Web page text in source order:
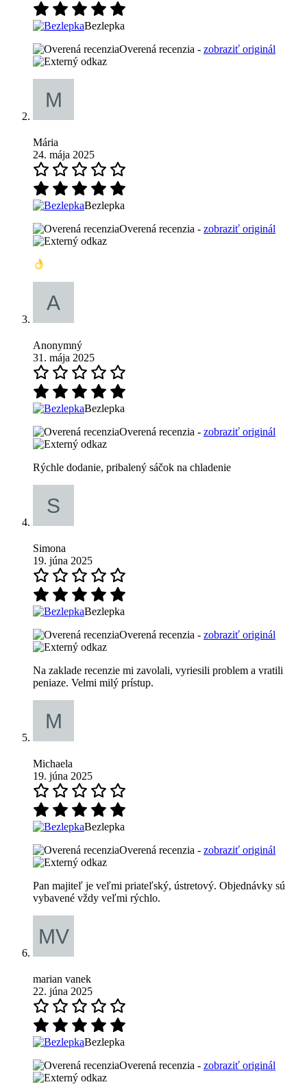
Bezlepka
Overená recenzia - zobraziť originál
Mária
24. mája 2025
Bezlepka
Overená recenzia - zobraziť originál
Anonymný
31. mája 2025
Bezlepka
Overená recenzia - zobraziť originál
Rýchle dodanie, pribalený sáčok na chladenie
Simona
19. júna 2025
Bezlepka
Overená recenzia - zobraziť originál
Na zaklade recenzie mi zavolali, vyriesili problem a vratili
peniaze. Velmi milý prístup.
Michaela
19. júna 2025
Bezlepka
Overená recenzia - zobraziť originál
Pan majiteľ je veľmi priateľský, ústretový. Objednávky sú
vybavené vždy veľmi rýchlo.
marian vanek
22. júna 2025
Bezlepka
Overená recenzia - zobraziť originál